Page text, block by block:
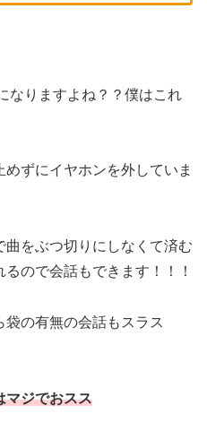
なりますよね？？僕はこれ
ずにイヤホンを外していま
をぶつ切りにしなくて済む
ので会話もできます！！！
袋の有無の会話もスラス
マジでおスス